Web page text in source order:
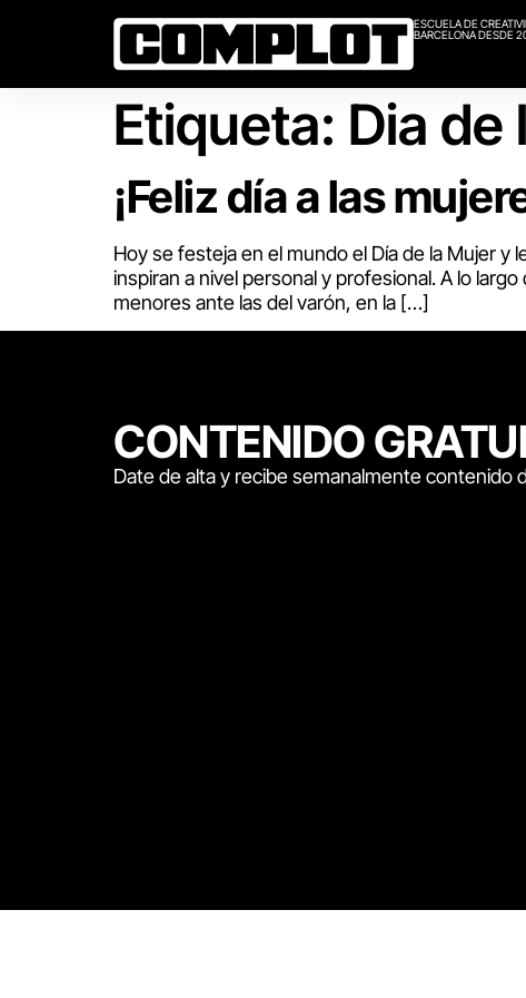
ESCUELA DE
BARCELONA DESDE
Etiqueta: Dia de
¡Feliz día a las
Hoy se festeja en el mundo el Día de la Mujer
inspiran a nivel personal y profesional. A lo
menores ante las del varón, en la […]
CONTENIDO
Date de alta y recibe semanalmente contenido